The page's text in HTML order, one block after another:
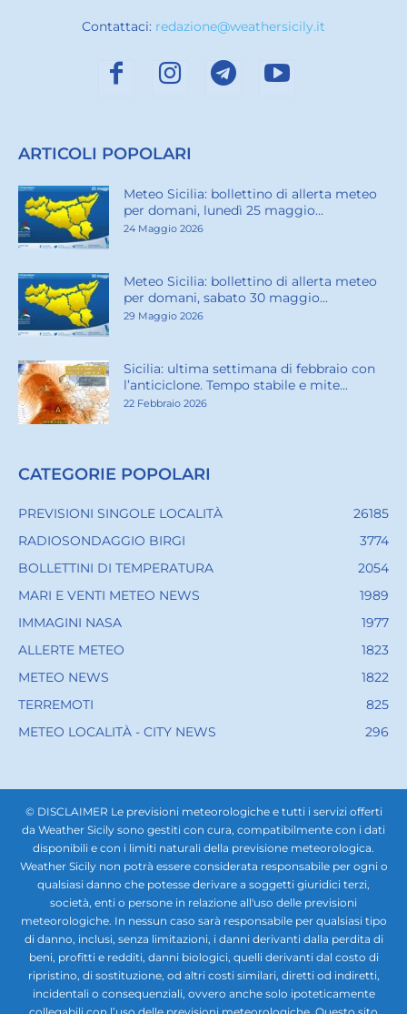
Contattaci: redazione@weathersicily.it
ARTICOLI POPOLARI
Meteo Sicilia: bollettino di allerta meteo
per domani, lunedì 25 maggio...
24 Maggio 2026
Meteo Sicilia: bollettino di allerta meteo
per domani, sabato 30 maggio...
29 Maggio 2026
Sicilia: ultima settimana di febbraio con
l’anticiclone. Tempo stabile e mite...
22 Febbraio 2026
CATEGORIE POPOLARI
PREVISIONI SINGOLE LOCALITÀ
26185
RADIOSONDAGGIO BIRGI
3774
BOLLETTINI DI TEMPERATURA
2054
MARI E VENTI METEO NEWS
1989
IMMAGINI NASA
1977
ALLERTE METEO
1823
METEO NEWS
1822
TERREMOTI
825
METEO LOCALITÀ - CITY NEWS
296
© DISCLAIMER Le previsioni meteorologiche e tutti i servizi offerti
da Weather Sicily sono gestiti con cura, compatibilmente con i dati
disponibili e con i limiti naturali della previsione meteorologica.
Weather Sicily non potrà essere considerata responsabile per ogni o
qualsiasi danno che potesse derivare a soggetti giuridici terzi,
società, enti o persone in relazione all'uso delle previsioni
meteorologiche. In nessun caso sarà responsabile per qualsiasi tipo
di danno, inclusi, senza limitazioni, i danni derivanti dalla perdita di
beni, profitti e redditi, danni biologici, quelli derivanti dal costo di
ripristino, di sostituzione, od altri costi similari, diretti od indiretti,
incidentali o consequenziali, ovvero anche solo ipoteticamente